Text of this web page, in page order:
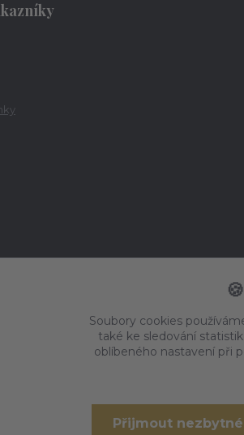
Soubory cookies
také ke sledování
oblíbeného nastavení při
Přijmout nezbytné